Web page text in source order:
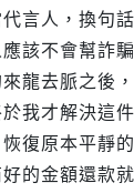
言人，換句
該不會幫詐
龍去脈之後
我才解決這
復原本平靜
的金額還款